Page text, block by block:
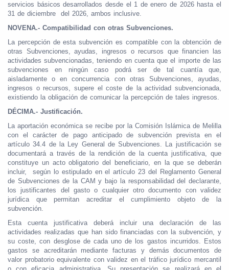
servicios básicos desarrollados desde el 1 de enero de 2026 hasta el
31 de diciembre del 2026, ambos inclusive.
NOVENA.- Compatibilidad con otras Subvenciones.
La percepción de esta subvención es compatible con la obtención de
otras Subvenciones, ayudas, ingresos o recursos que financien las
actividades subvencionadas, teniendo en cuenta que el importe de las
subvenciones en ningún caso podrá ser de tal cuantía que,
aisladamente o en concurrencia con otras Subvenciones, ayudas,
ingresos o recursos, supere el coste de la actividad subvencionada,
existiendo la obligación de comunicar la percepción de tales ingresos.
DÉCIMA.- Justificación.
La aportación económica se recibe por la Comisión Islámica de Melilla
con el carácter de pago anticipado de subvención prevista en el
artículo 34.4 de la Ley General de Subvenciones. La justificación se
documentará a través de la rendición de la cuenta justificativa, que
constituye un acto obligatorio del beneficiario, en la que se deberán
incluir, según lo estipulado en el artículo 23 del Reglamento General
de Subvenciones de la CAM y bajo la responsabilidad del declarante,
los justificantes del gasto o cualquier otro documento con validez
jurídica que permitan acreditar el cumplimiento objeto de la
subvención.
Esta cuenta justificativa deberá incluir una declaración de las
actividades realizadas que han sido financiadas con la subvención, y
su coste, con desglose de cada uno de los gastos incurridos. Estos
gastos se acreditarán mediante facturas y demás documentos de
valor probatorio equivalente con validez en el tráfico jurídico mercantil